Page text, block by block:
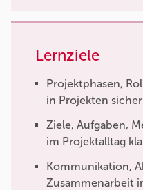
Lernziele
Projektphasen,
in Projekten
Ziele, Aufgaben,
im Projektalltag
Kommunikation,
Zusammenarbeit